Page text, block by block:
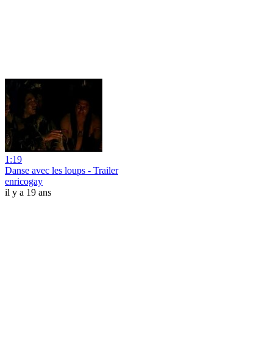
1:19
Danse avec les loups - Trailer
enricogay
il y a 19 ans